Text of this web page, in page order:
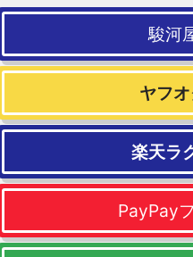
駿河
ヤフ
楽天ラ
PayPay